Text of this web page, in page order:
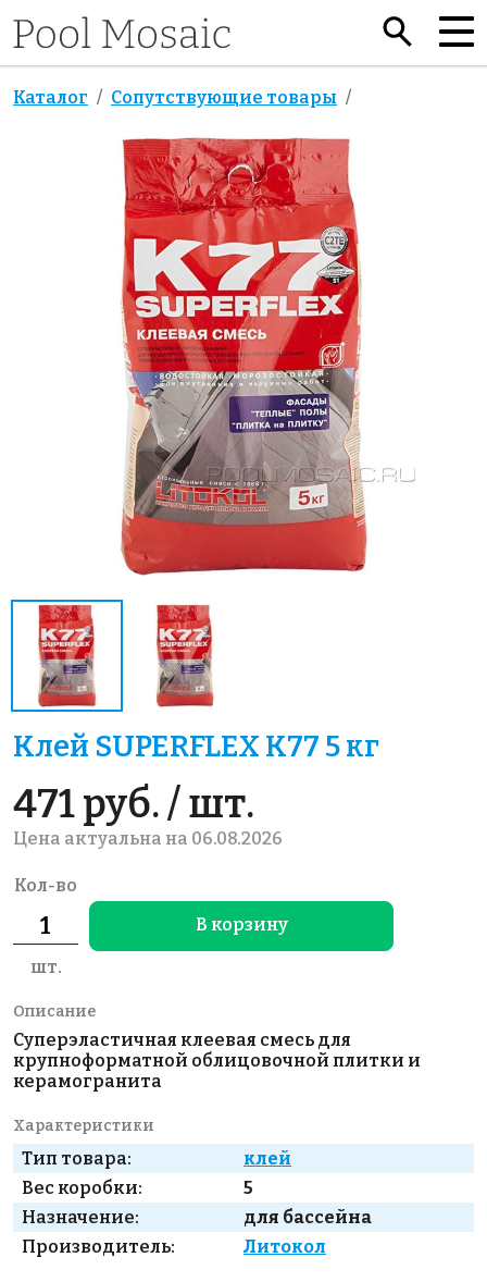
Каталог Сопутствующие товары
Клей SUPERFLEX K77 5 кг
471 руб. / шт.
Цена актуальна на 06.08.2026
Кол-во
шт.
В корзину
Описание
Суперэластичная клеевая смесь для
крупноформатной облицовочной плитки и
керамогранита
Характеристики
Тип товара:
клей
Вес коробки:
5
Назначение:
для бассейна
Производитель:
Литокол